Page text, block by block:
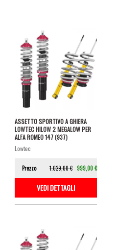
ASSETTO SPORTIVO A GHIERA
LOWTEC HILOW 2 MEGALOW PER
ALFA ROMEO 147 (937)
lowtec
Prezzo 1.029,00 € 999,00 €
VEDI DETTAGLI